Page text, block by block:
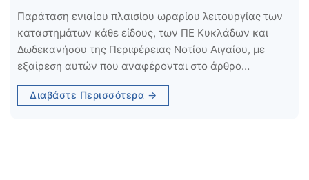
Παράταση ενιαίου πλαισίου ωραρίου λειτουργίας των
καταστημάτων κάθε είδους, των ΠΕ Κυκλάδων και
Δωδεκανήσου της Περιφέρειας Νοτίου Αιγαίου, με
εξαίρεση αυτών που αναφέρονται στο άρθρο…
Διαβάστε Περισσότερα →